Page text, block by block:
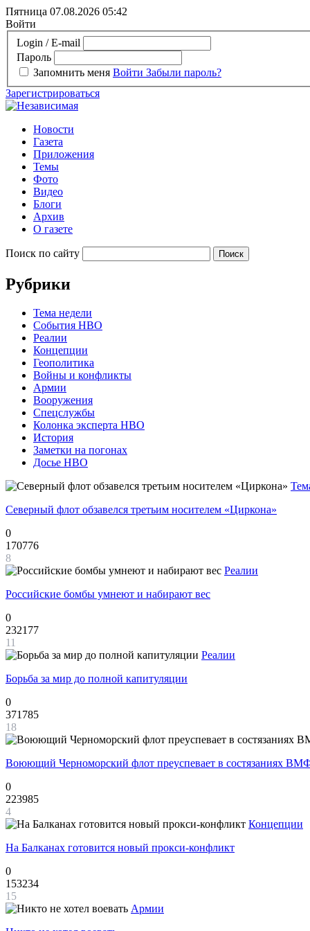
Пятница 07.08.2026 05:42
Войти
Login / E-mail
Пароль
Запомнить меня Войти Забыли пароль?
Зарегистрироваться
Новости
Газета
Приложения
Темы
Фото
Видео
Блоги
Архив
О газете
Поиск по сайту
Рубрики
Тема недели
События НВО
Реалии
Концепции
Геополитика
Войны и конфликты
Армии
Вооружения
Спецслужбы
Колонка эксперта НВО
История
Заметки на погонах
Досье НВО
Северный флот обзавелся третьим носителем «Циркона»
0
170776
8
Реалии
Российские бомбы умнеют и набирают вес
0
232177
11
Реалии
Борьба за мир до полной капитуляции
0
371785
18
Воюющий Черноморский флот преуспевает в состязаниях
0
223985
4
Концепции
На Балканах готовится новый прокси-конфликт
0
153234
15
Армии